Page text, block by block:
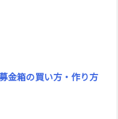
金箱の買い方・作り方